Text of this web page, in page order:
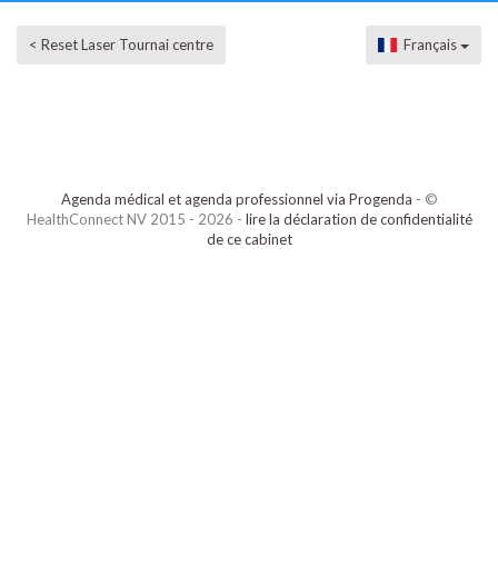
< Reset Laser Tournai centre Français
Agenda médical et agenda professionnel via Progenda - ©
HealthConnect NV 2015 - 2026 - lire la déclaration de confidentialité
de ce cabinet